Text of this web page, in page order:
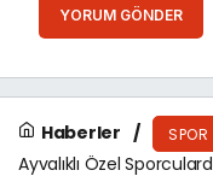
YORUM GÖNDER
Haberler SPOR
Ayvalıklı Özel